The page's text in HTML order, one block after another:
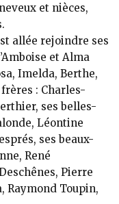
et nièces,
allée rejoindre ses
et Alma
Imelda, Berthe,
: Charles-
ses belles-
Léontine
ses beaux-
René
Pierre
Raymond Toupin,